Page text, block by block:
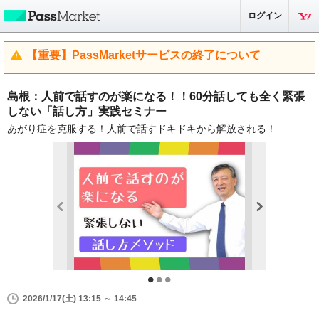
ログイン
【重要】PassMarketサービスの終了について
島根：人前で話すのが楽になる！！60分話しても全く緊張
しない「話し方」実践セミナー
あがり症を克服する！人前で話すドキドキから解放される！
2026/1/17(土) 13:15 ～ 14:45